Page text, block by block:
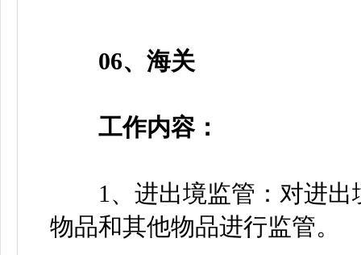
06、海关
工作内容：
1、进出境监管：对进出
物品和其他物品进行监管。